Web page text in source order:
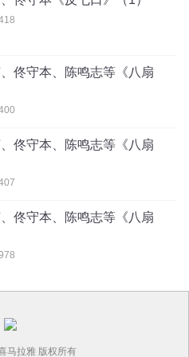
佟守本、陈鸣志等《八扇
佟守本、陈鸣志等《八扇
佟守本、陈鸣志等《八扇
马拉雅 版权所有